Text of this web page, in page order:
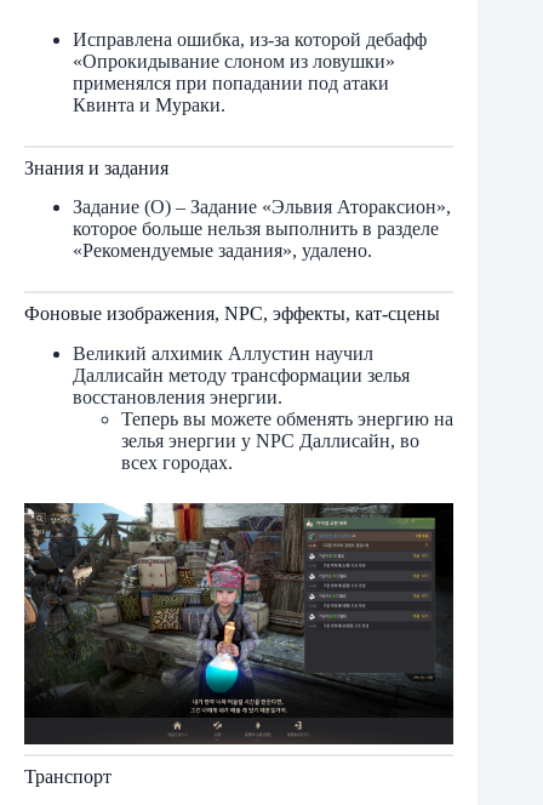
Исправлена ​​ошибка, из-за которой дебафф
«Опрокидывание слоном из ловушки»
применялся при попадании под атаки
Квинта и Мураки.
Знания и задания
Задание (O) – Задание «Эльвия Атораксион»,
которое больше нельзя выполнить в разделе
«Рекомендуемые задания», удалено.
Фоновые изображения, NPC, эффекты, кат-сцены
Великий алхимик Аллустин научил
Даллисайн методу трансформации зелья
восстановления энергии.
Теперь вы можете обменять энергию на
зелья энергии у NPC Даллисайн, во
всех городах.
Транспорт